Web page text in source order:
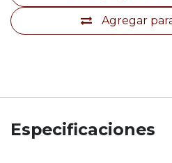
Agregar
Especificaciones